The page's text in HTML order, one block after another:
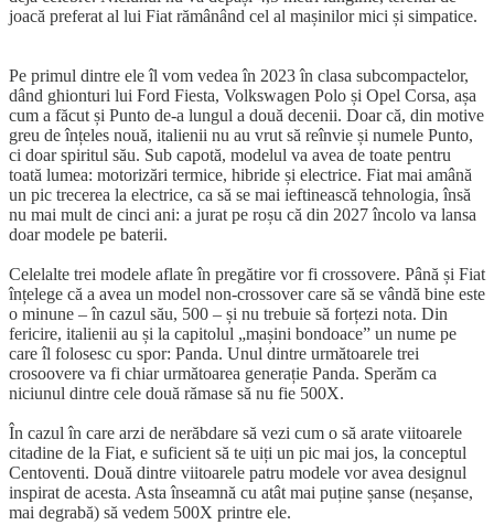
joacă preferat al lui Fiat rămânând cel al mașinilor mici și simpatice.
Pe primul dintre ele îl vom vedea în 2023 în clasa subcompactelor,
dând ghionturi lui Ford Fiesta, Volkswagen Polo și Opel Corsa, așa
cum a făcut și Punto de-a lungul a două decenii. Doar că, din motive
greu de înțeles nouă, italienii nu au vrut să reînvie și numele Punto,
ci doar spiritul său. Sub capotă, modelul va avea de toate pentru
toată lumea: motorizări termice, hibride și electrice. Fiat mai amână
un pic trecerea la electrice, ca să se mai ieftinească tehnologia, însă
nu mai mult de cinci ani: a jurat pe roșu că din 2027 încolo va lansa
doar modele pe baterii.
Celelalte trei modele aflate în pregătire vor fi crossovere. Până și Fiat
înțelege că a avea un model non-crossover care să se vândă bine este
o minune – în cazul său, 500 – și nu trebuie să forțezi nota. Din
fericire, italienii au și la capitolul „mașini bondoace” un nume pe
care îl folosesc cu spor: Panda. Unul dintre următoarele trei
crosoovere va fi chiar următoarea generație Panda. Sperăm ca
niciunul dintre cele două rămase să nu fie 500X.
În cazul în care arzi de nerăbdare să vezi cum o să arate viitoarele
citadine de la Fiat, e suficient să te uiți un pic mai jos, la conceptul
Centoventi. Două dintre viitoarele patru modele vor avea designul
inspirat de acesta. Asta înseamnă cu atât mai puține șanse (neșanse,
mai degrabă) să vedem 500X printre ele.